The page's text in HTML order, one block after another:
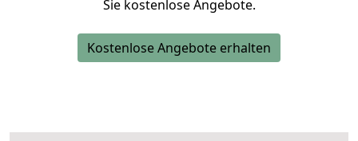
Sie kostenlose Angebote.
Kostenlose Angebote erhalten